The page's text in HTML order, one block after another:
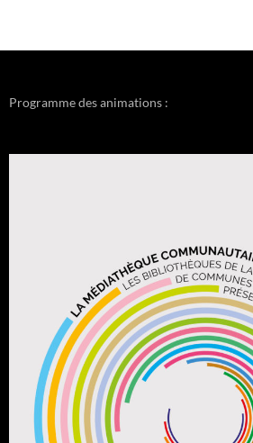
Programme des animations :